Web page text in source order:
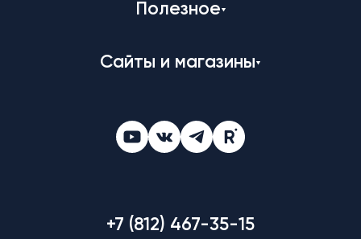
Полезное
Сайты и магазины
+7 (812) 467-35-15